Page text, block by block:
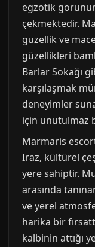
egzotik
çekmektedir.
güzellik ve
güzellikleri
Barlar Sokağı
karşılaşmak
deneyimler
için unutulmaz
Marmaris
Iraz, kültürel
yere sahiptir.
arasında
ve yerel
harika bir
kalbinin attığı